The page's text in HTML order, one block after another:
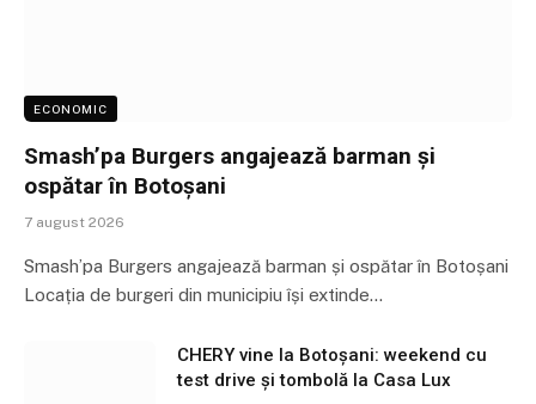
ECONOMIC
Smash’pa Burgers angajează barman și
ospătar în Botoșani
7 august 2026
Smash’pa Burgers angajează barman și ospătar în Botoșani
Locația de burgeri din municipiu își extinde…
CHERY vine la Botoșani: weekend cu
test drive și tombolă la Casa Lux